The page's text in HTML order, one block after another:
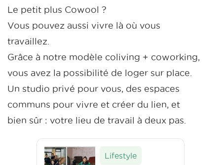
Le petit plus Cowool ?
Vous pouvez aussi vivre là où vous
travaillez.
Grâce à notre modèle coliving + coworking,
vous avez la possibilité de loger sur place.
Un studio privé pour vous, des espaces
communs pour vivre et créer du lien, et
bien sûr : votre lieu de travail à deux pas.
Lifestyle